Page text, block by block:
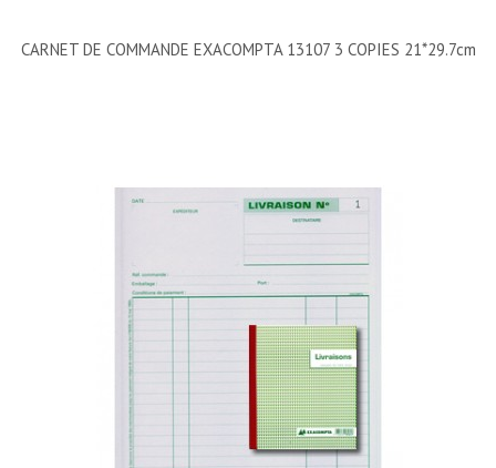
CARNET DE COMMANDE EXACOMPTA 13107 3 COPIES 21*29.7cm